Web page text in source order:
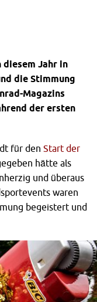
diesem Jahr in
die Stimmung
-Magazins
der ersten
für den Start der
hätte als
und überaus
waren
begeistert und